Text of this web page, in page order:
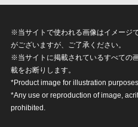
※当サイトで使われる画像はイメージ
がございますが、ご了承ください。
※当サイトに掲載されているすべての
載をお断りします。
*Product image for illustration
*Any use or reproduction of image,
prohibited.